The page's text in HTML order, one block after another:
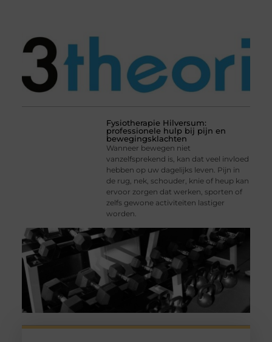
Fysiotherapie Hilversum:
professionele hulp bij pijn en
bewegingsklachten
Wanneer bewegen niet
vanzelfsprekend is, kan dat veel invloed
hebben op uw dagelijks leven. Pijn in
de rug, nek, schouder, knie of heup kan
ervoor zorgen dat werken, sporten of
zelfs gewone activiteiten lastiger
worden.